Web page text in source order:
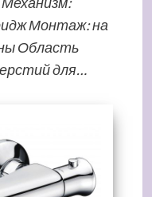
Монтаж: на
Область
для…